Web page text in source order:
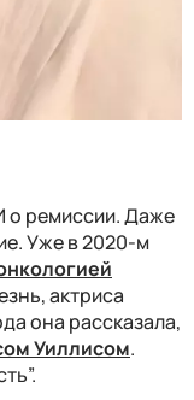
о ремиссии. Даже
Уже в 2020-м
актриса
она рассказала,
Уиллисом.